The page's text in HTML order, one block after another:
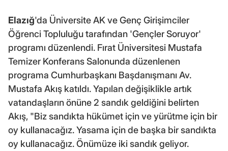
Elazığ'da Üniversite AK ve Genç Girişimciler
Öğrenci Topluluğu tarafından 'Gençler Soruyor'
programı düzenlendi. Fırat Üniversitesi Mustafa
Temizer Konferans Salonunda düzenlenen
programa Cumhurbaşkanı Başdanışmanı Av.
Mustafa Akış katıldı. Yapılan değişiklikle artık
vatandaşların önüne 2 sandık geldiğini belirten
Akış, "Biz sandıkta hükümet için ve yürütme için bir
oy kullanacağız. Yasama için de başka bir sandıkta
oy kullanacağız. Önümüze iki sandık geliyor.